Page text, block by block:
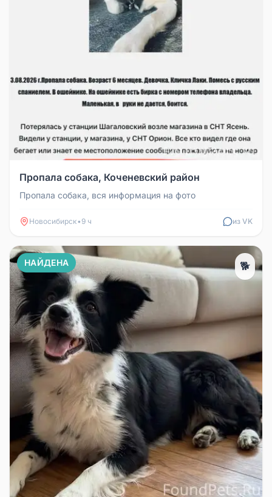
Пропала собака, Коченевский район
Пропала собака, вся информация на фото
Новосибирск• 9 ч из VK
НАЙДЕНА 🐕